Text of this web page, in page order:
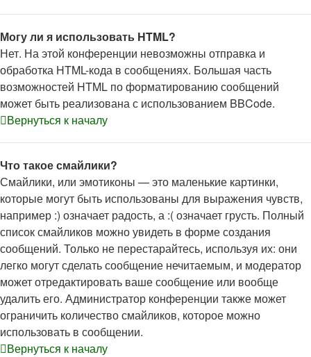
Могу ли я использовать HTML?
Нет. На этой конференции невозможны отправка и
обработка HTML-кода в сообщениях. Большая часть
возможностей HTML по форматированию сообщений
может быть реализована с использованием BBCode.
Вернуться к началу
Что такое смайлики?
Смайлики, или эмотиконы — это маленькие картинки,
которые могут быть использованы для выражения чувств,
например :) означает радость, а :( означает грусть. Полный
список смайликов можно увидеть в форме создания
сообщений. Только не перестарайтесь, используя их: они
легко могут сделать сообщение нечитаемым, и модератор
может отредактировать ваше сообщение или вообще
удалить его. Администратор конференции также может
ограничить количество смайликов, которое можно
использовать в сообщении.
Вернуться к началу